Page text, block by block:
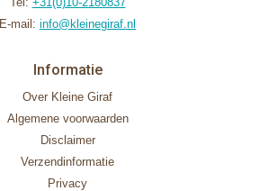
E-mail: info@kleinegiraf.nl
Informatie
Over Kleine Giraf
Algemene voorwaarden
Disclaimer
Verzendinformatie
Privacy